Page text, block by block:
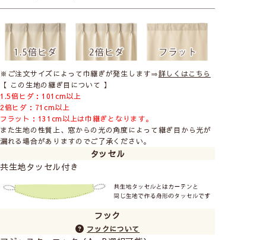
※ご注文サイズによって巾継ぎが発生します⇒詳しくはこちら
【 この生地の継ぎ目について 】
1.5倍ヒダ：101cm以上
2倍ヒダ：71cm以上
フラット：131cm以上は巾継ぎとなります。
また生地の性質上、窓からの光の角度によって継ぎ目から光が
漏れる場合がありますのでご了承ください。
タッセル
共生地タッセル付き
フック
フックについて